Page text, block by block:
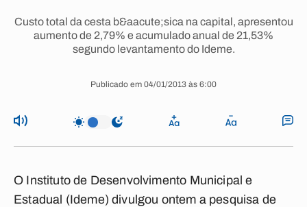
Custo total da cesta b&aacute;sica na capital, apresentou
aumento de 2,79% e acumulado anual de 21,53%
segundo levantamento do Ideme.
Publicado em 04/01/2013 às 6:00
O Instituto de Desenvolvimento Municipal e
Estadual (Ideme) divulgou ontem a pesquisa de